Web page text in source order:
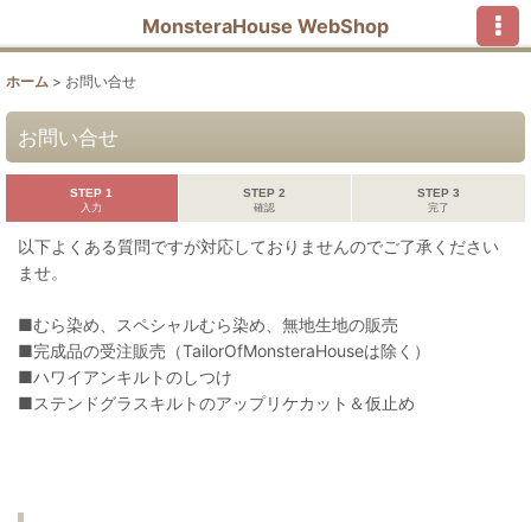
MonsteraHouse WebShop
ホーム > お問い合せ
お問い合せ
STEP 1
入力
STEP 2
確認
STEP 3
完了
以下よくある質問ですが対応しておりませんのでご了承ください
ませ。
■むら染め、スペシャルむら染め、無地生地の販売
■完成品の受注販売（TailorOfMonsteraHouseは除く）
■ハワイアンキルトのしつけ
■ステンドグラスキルトのアップリケカット＆仮止め